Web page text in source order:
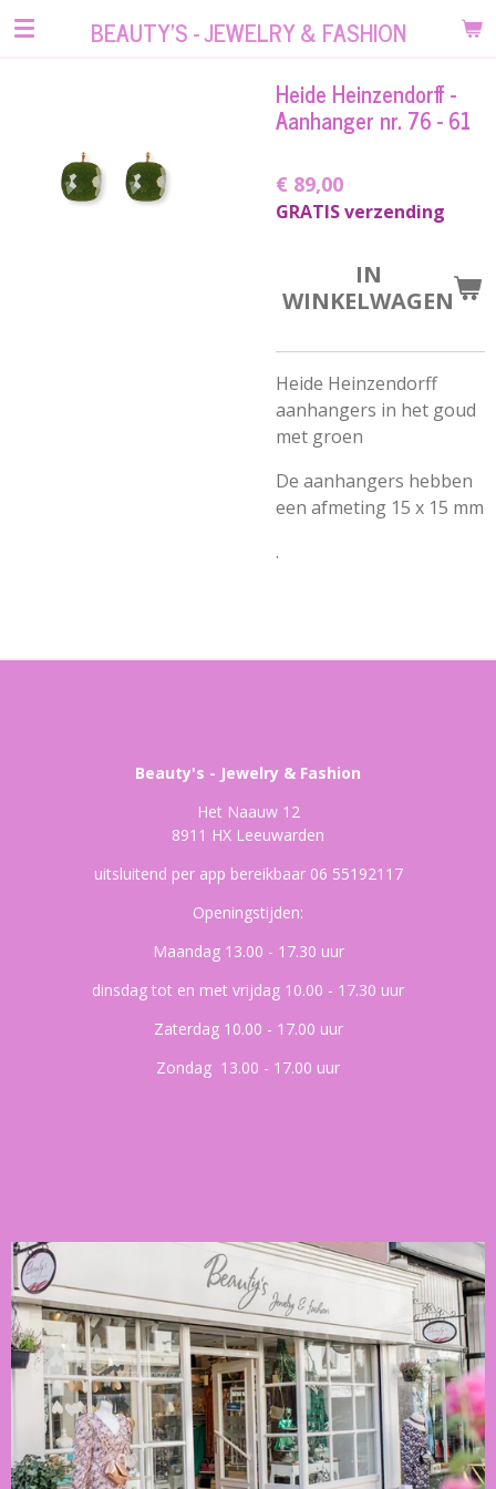
Ga
BEAUTY'S - JEWELRY & FASHION
Heide Heinzendorff -
Aanhanger nr. 76 - 61
€ 89,00
GRATIS verzending
IN
WINKELWAGEN
Heide Heinzendorff
aanhangers in het goud
met groen
De aanhangers hebben
een afmeting 15 x 15 mm
.
Beauty's - Jewelry & Fashion
Het Naauw 12
8911 HX Leeuwarden
uitsluitend per app bereikbaar 06 55192117
Openingstijden:
Maandag 13.00 - 17.30 uur
dinsdag tot en met vrijdag 10.00 - 17.30 uur
Zaterdag 10.00 - 17.00 uur
Zondag 13.00 - 17.00 uur